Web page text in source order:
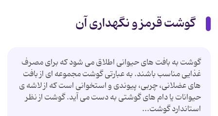
گوشت قرمز و نگهداری آن
گوشت به بافت های حیوانی اطلاق می شود که برای مصرف
غذایی مناسب باشند. به عبارتی گوشت مجموعه ای از بافت
های عضلانی، چربی، پیوندی و استخوانی است که از لاشه ی
حیوانات یا دام های گوشتی به دست می آید. گوشت از نظر
استاندارد گوشت...